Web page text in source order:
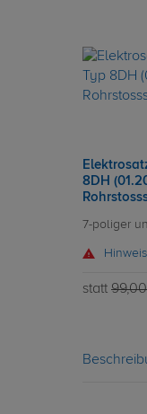
8DH
7-poliger
statt